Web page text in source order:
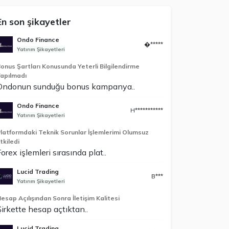
son şikayetler
Ondo Finance
Yatırım Şikayetleri
�*****
Şartları Konusunda Yeterli Bilgilendirme
sunduğu bonus kampanya..
Ondo Finance
Yatırım Şikayetleri
H***********
Teknik Sorunlar İşlemlerimi Olumsuz
işlemleri sırasında plat..
Lucid Trading
Yatırım Şikayetleri
B***
Açılışından Sonra İletişim Kalitesi
hesap açtıktan..